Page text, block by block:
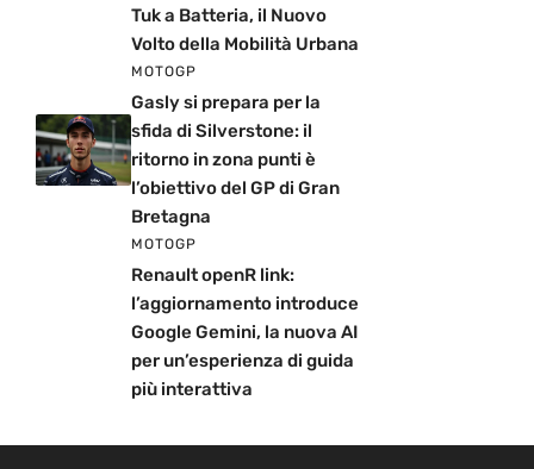
Tuk a Batteria, il Nuovo
Volto della Mobilità Urbana
MOTOGP
Gasly si prepara per la
sfida di Silverstone: il
ritorno in zona punti è
l’obiettivo del GP di Gran
Bretagna
MOTOGP
Renault openR link:
l’aggiornamento introduce
Google Gemini, la nuova AI
per un’esperienza di guida
più interattiva